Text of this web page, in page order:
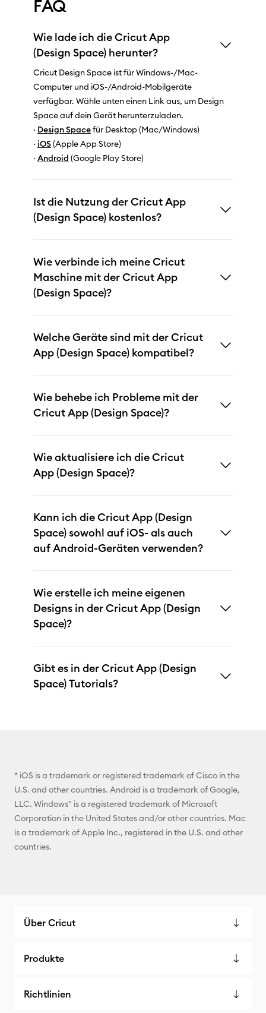
FAQ
Wie lade ich die Cricut App
(Design Space) herunter?
Cricut Design Space ist für Windows-/Mac-
Computer und iOS-/Android-Mobilgeräte
verfügbar. Wähle unten einen Link aus, um Design
Space auf dein Gerät herunterzuladen.
· Design Spacefür Desktop (Mac/Windows)
· iOS(Apple App Store)
· Android (Google Play Store)
Ist die Nutzung der Cricut App
(Design Space) kostenlos?
Wie verbinde ich meine Cricut
Maschine mit der Cricut App
(Design Space)?
Welche Geräte sind mit der Cricut
App (Design Space) kompatibel?
Wie behebe ich Probleme mit der
Cricut App (Design Space)?
Wie aktualisiere ich die Cricut
App (Design Space)?
Kann ich die Cricut App (Design
Space) sowohl auf iOS- als auch
auf Android-Geräten verwenden?
Wie erstelle ich meine eigenen
Designs in der Cricut App (Design
Space)?
Gibt es in der Cricut App (Design
Space) Tutorials?
* iOS is a trademark or registered trademark of Cisco in the
U.S. and other countries. Android is a trademark of Google,
LLC. Windows® is a registered trademark of Microsoft
Corporation in the United States and/or other countries. Mac
is a trademark of Apple Inc., registered in the U.S. and other
countries.
Über Cricut
Produkte
Richtlinien